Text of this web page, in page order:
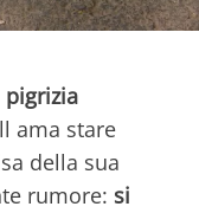
pigrizia
ama stare
della sua
rumore: si